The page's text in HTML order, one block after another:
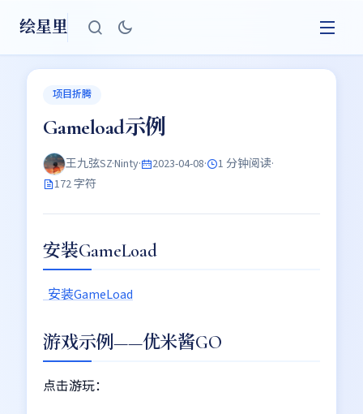
绘星里
项目折腾
Gameload示例
王九弦SZ·Ninty· 2023-04-08· 1 分钟阅读·
172 字符
安装GameLoad
安装GameLoad
游戏示例——优米酱GO
点击游玩：